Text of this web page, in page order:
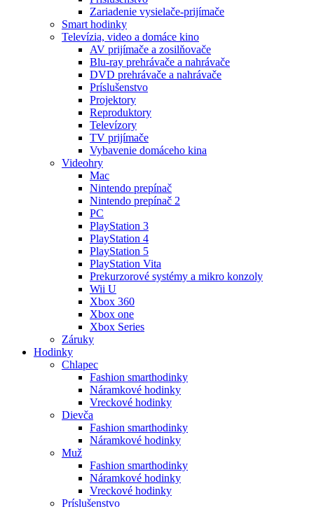
Zariadenie vysielače-prijímače
Smart hodinky
Televízia, video a domáce kino
AV prijímače a zosilňovače
Blu-ray prehrávače a nahrávače
DVD prehrávače a nahrávače
Príslušenstvo
Projektory
Reproduktory
Televízory
TV prijímače
Vybavenie domáceho kina
Videohry
Mac
Nintendo prepínač
Nintendo prepínač 2
PC
PlayStation 3
PlayStation 4
PlayStation 5
PlayStation Vita
Prekurzorové systémy a mikro konzoly
Wii U
Xbox 360
Xbox one
Xbox Series
Záruky
Hodinky
Chlapec
Fashion smarthodinky
Náramkové hodinky
Vreckové hodinky
Dievča
Fashion smarthodinky
Náramkové hodinky
Muž
Fashion smarthodinky
Náramkové hodinky
Vreckové hodinky
Príslušenstvo